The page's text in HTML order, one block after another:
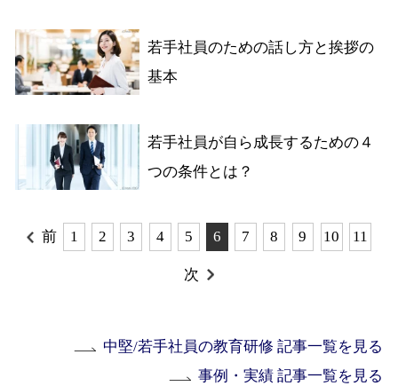
若手社員のための話し方と挨拶の
基本
若手社員が自ら成長するための４
つの条件とは？
前 1 2 3 4 5 6 7 8 9 10 11
次
中堅/若手社員の教育研修 記事一覧を見る
事例・実績 記事一覧を見る